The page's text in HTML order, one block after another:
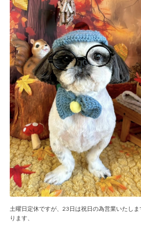
土曜日定休ですが、23日は祝日の為営業いたし
ります、